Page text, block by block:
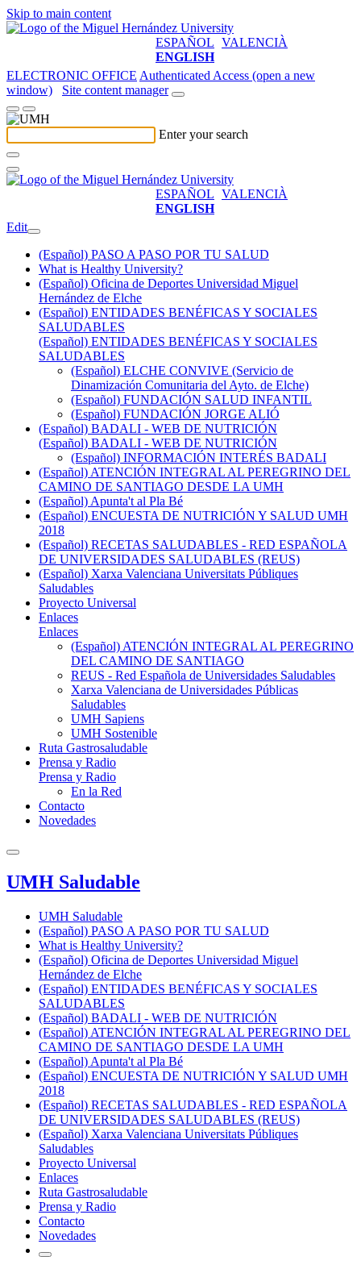
Skip to main content
ESPAÑOL VALENCIÀ
ENGLISH
ELECTRONIC OFFICE Authenticated Access (open a new
window)
Site content manager
Enter your search
ESPAÑOL VALENCIÀ
ENGLISH
Edit
(Español) PASO A PASO POR TU SALUD
What is Healthy University?
(Español) Oficina de Deportes Universidad Miguel
Hernández de Elche
(Español) ENTIDADES BENÉFICAS Y SOCIALES
SALUDABLES
(Español) ENTIDADES BENÉFICAS Y SOCIALES
SALUDABLES
(Español) ELCHE CONVIVE (Servicio de
Dinamización Comunitaria del Ayto. de Elche)
(Español) FUNDACIÓN SALUD INFANTIL
(Español) FUNDACIÓN JORGE ALIÓ
(Español) BADALI - WEB DE NUTRICIÓN
(Español) BADALI - WEB DE NUTRICIÓN
(Español) INFORMACIÓN INTERÉS BADALI
(Español) ATENCIÓN INTEGRAL AL PEREGRINO DEL
CAMINO DE SANTIAGO DESDE LA UMH
(Español) Apunta't al Pla Bé
(Español) ENCUESTA DE NUTRICIÓN Y SALUD UMH
2018
(Español) RECETAS SALUDABLES - RED ESPAÑOLA
DE UNIVERSIDADES SALUDABLES (REUS)
(Español) Xarxa Valenciana Universitats Públiques
Saludables
Proyecto Universal
Enlaces
Enlaces
(Español) ATENCIÓN INTEGRAL AL PEREGRINO
DEL CAMINO DE SANTIAGO
REUS - Red Española de Universidades Saludables
Xarxa Valenciana de Universidades Públicas
Saludables
UMH Sapiens
UMH Sostenible
Ruta Gastrosaludable
Prensa y Radio
Prensa y Radio
En la Red
Contacto
Novedades
UMH Saludable
UMH Saludable
(Español) PASO A PASO POR TU SALUD
What is Healthy University?
(Español) Oficina de Deportes Universidad Miguel
Hernández de Elche
(Español) ENTIDADES BENÉFICAS Y SOCIALES
SALUDABLES
(Español) BADALI - WEB DE NUTRICIÓN
(Español) ATENCIÓN INTEGRAL AL PEREGRINO DEL
CAMINO DE SANTIAGO DESDE LA UMH
(Español) Apunta't al Pla Bé
(Español) ENCUESTA DE NUTRICIÓN Y SALUD UMH
2018
(Español) RECETAS SALUDABLES - RED ESPAÑOLA
DE UNIVERSIDADES SALUDABLES (REUS)
(Español) Xarxa Valenciana Universitats Públiques
Saludables
Proyecto Universal
Enlaces
Ruta Gastrosaludable
Prensa y Radio
Contacto
Novedades